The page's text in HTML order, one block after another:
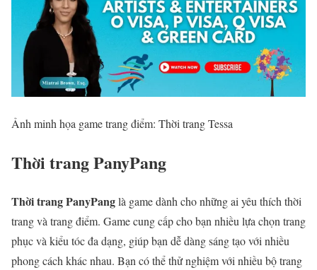
Ảnh minh họa game trang điểm: Thời trang Tessa
Thời trang PanyPang
Thời trang PanyPanglà game dành cho những ai yêu thích thời
trang và trang điểm. Game cung cấp cho bạn nhiều lựa chọn trang
phục và kiểu tóc đa dạng, giúp bạn dễ dàng sáng tạo với nhiều
phong cách khác nhau. Bạn có thể thử nghiệm với nhiều bộ trang